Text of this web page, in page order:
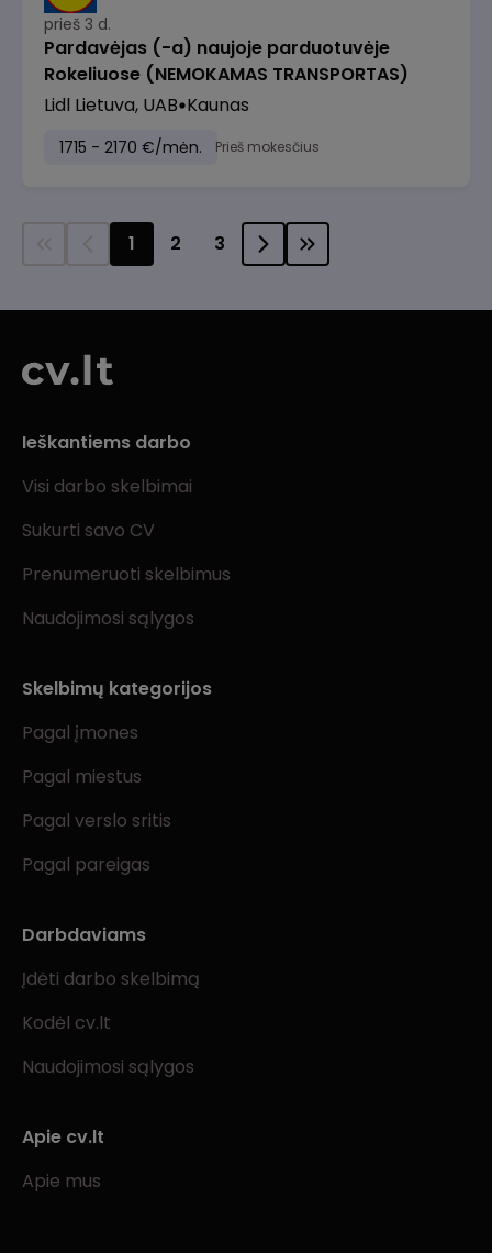
prieš 3 d.
Pardavėjas (-a) naujoje parduotuvėje
Rokeliuose (NEMOKAMAS TRANSPORTAS)
Lidl Lietuva, UAB Kaunas
1715 - 2170 €/mėn. Prieš mokesčius
1 2 3
Ieškantiems darbo
Visi darbo skelbimai
Sukurti savo CV
Prenumeruoti skelbimus
Naudojimosi sąlygos
Skelbimų kategorijos
Pagal įmones
Pagal miestus
Pagal verslo sritis
Pagal pareigas
Darbdaviams
Įdėti darbo skelbimą
Kodėl cv.lt
Naudojimosi sąlygos
Apie cv.lt
Apie mus